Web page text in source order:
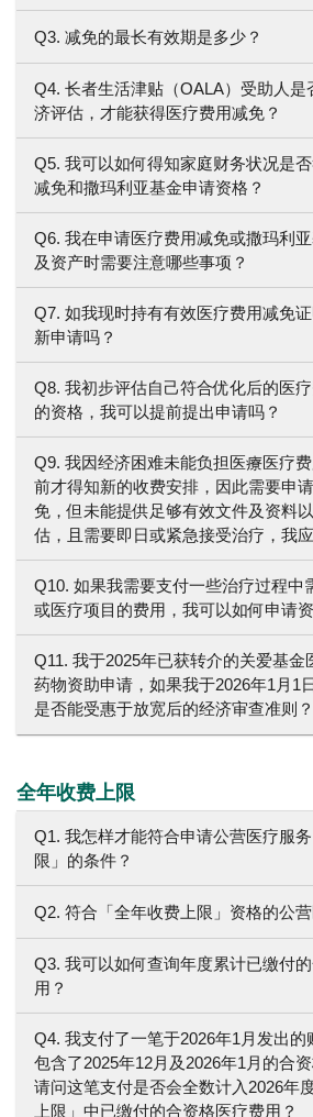
Q3. 减免的最长有效期是多少？
Q4. 长者生活津贴（OALA）受助人是
济评估，才能获得医疗费用减免？
Q5. 我可以如何得知家庭财务状况是
减免和撒玛利亚基金申请资格？
Q6. 我在申请医疗费用减免或撒玛利
及资产时需要注意哪些事项？
Q7. 如我现时持有有效医疗费用减免
新申请吗？
Q8. 我初步评估自己符合优化后的医
的资格，我可以提前提出申请吗？
Q9. 我因经济困难未能负担医療医疗
前才得知新的收费安排，因此需要申
免，但未能提供足够有效文件及资料
估，且需要即日或紧急接受治疗，我
Q10. 如果我需要支付一些治疗过程中
或医疗项目的费用，我可以如何申请
Q11. 我于2025年已获转介的关爱基金
药物资助申请，如果我于2026年1月1
是否能受惠于放宽后的经济审查准则？
全年收费上限
Q1. 我怎样才能符合申请公营医疗服
限」的条件？
Q2. 符合「全年收费上限」资格的公
Q3. 我可以如何查询年度累计已缴付
用？
Q4. 我支付了一笔于2026年1月发出的
包含了2025年12月及2026年1月的合资
请问这笔支付是否会全数计入2026年
上限」中已缴付的合资格医疗费用？